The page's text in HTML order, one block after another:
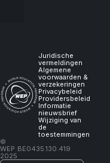
Juridische
vermeldingen
Algemene
voorwaarden &
verzekeringen
Privacybeleid
Providersbeleid
Informatie
nieuwsbrief
Wijziging van
de
toestemmingen
©
WEP
2025
BE0435.130.419
it,
I
will
learn."